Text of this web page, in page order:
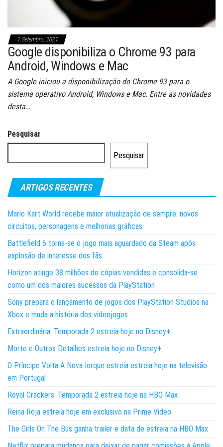
1 Setembro, 2021
Google disponibiliza o Chrome 93 para
Android, Windows e Mac
A Google iniciou a disponibilização do Chrome 93 para o
sistema operativo Android, Windows e Mac. Entre as novidades
desta…
Pesquisar
Pesquisar
ARTIGOS RECENTES
Mario Kart World recebe maior atualização de sempre: novos
circuitos, personagens e melhorias gráficas
Battlefield 6 torna-se o jogo mais aguardado da Steam após
explosão de interesse dos fãs
Horizon atinge 38 milhões de cópias vendidas e consolida-se
como um dos maiores sucessos da PlayStation
Sony prepara o lançamento de jogos dos PlayStation Studios na
Xbox e muda a história dos videojogos
Extraordinária: Temporada 2 estreia hoje no Disney+
Morte e Outros Detalhes estreia hoje no Disney+
O Príncipe Volta A Nova Iorque estreia estreia hoje na televisão
em Portugal
Royal Crackers: Temporada 2 estreia hoje na HBO Max
Reina Roja estreia hoje em exclusivo na Prime Video
The Girls On The Bus ganha trailer e data de estreia na HBO Max